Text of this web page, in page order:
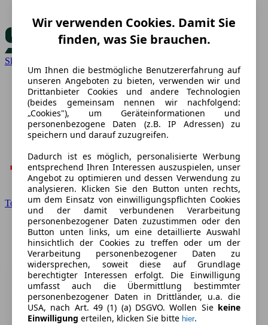
Skoda
Toyota
Wir verwenden Cookies. Damit Sie
finden, was Sie brauchen.
Um Ihnen die bestmögliche Benutzererfahrung auf
unseren Angeboten zu bieten, verwenden wir und
Drittanbieter Cookies und andere Technologien
(beides gemeinsam nennen wir nachfolgend:
„Cookies"), um Geräteinformationen und
personenbezogene Daten (z.B. IP Adressen) zu
speichern und darauf zuzugreifen.
Dadurch ist es möglich, personalisierte Werbung
entsprechend Ihren Interessen auszuspielen, unser
Angebot zu optimieren und dessen Verwendung zu
analysieren. Klicken Sie den Button unten rechts,
um dem Einsatz von einwilligungspflichten Cookies
und der damit verbundenen Verarbeitung
personenbezogener Daten zuzustimmen oder den
Button unten links, um eine detaillierte Auswahl
hinsichtlich der Cookies zu treffen oder um der
Verarbeitung personenbezogener Daten zu
widersprechen, soweit diese auf Grundlage
berechtigter Interessen erfolgt. Die Einwilligung
umfasst auch die Übermittlung bestimmter
personenbezogener Daten in Drittländer, u.a. die
USA, nach Art. 49 (1) (a) DSGVO. Wollen Sie keine
Einwilligung erteilen, klicken Sie bitte hier.